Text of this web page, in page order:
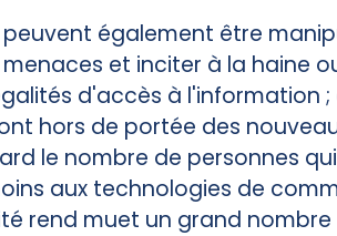
également être
et inciter à la haine
d'accès à l'information
hors de portée des
le nombre de personnes
aux technologies de
rend muet un grand nombre